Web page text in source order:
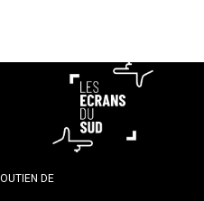
DE